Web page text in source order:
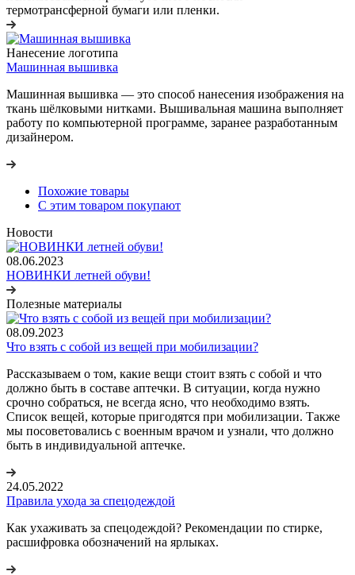
термотрансферной бумаги или пленки.
Нанесение логотипа
Машинная вышивка
Машинная вышивка — это способ нанесения изображения на
ткань шёлковыми нитками. Вышивальная машина выполняет
работу по компьютерной программе, заранее разработанным
дизайнером.
Похожие товары
С этим товаром покупают
Новости
08.06.2023
НОВИНКИ летней обуви!
Полезные материалы
08.09.2023
Что взять с собой из вещей при мобилизации?
Рассказываем о том, какие вещи стоит взять с собой и что
должно быть в составе аптечки. В ситуации, когда нужно
срочно собраться, не всегда ясно, что необходимо взять.
Список вещей, которые пригодятся при мобилизации. Также
мы посоветовались с военным врачом и узнали, что должно
быть в индивидуальной аптечке.
24.05.2022
Правила ухода за спецодеждой
Как ухаживать за спецодеждой? Рекомендации по стирке,
расшифровка обозначений на ярлыках.